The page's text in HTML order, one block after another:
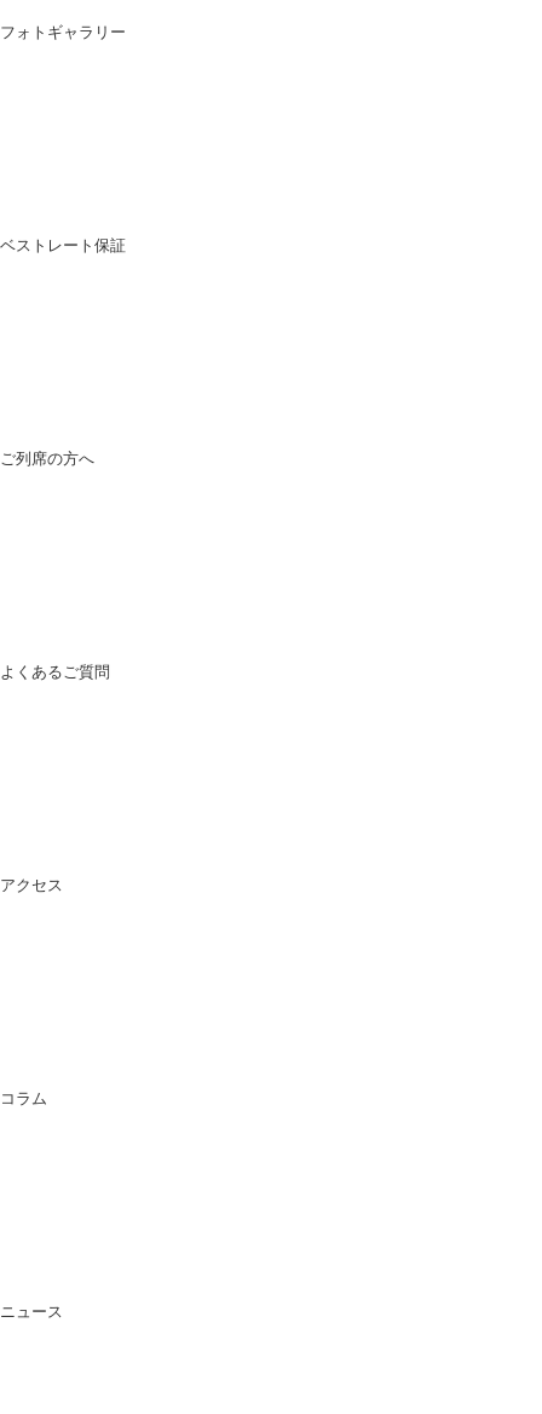
フォトギャラリー
ベストレート保証
ご列席の方へ
よくあるご質問
アクセス
コラム
ニュース